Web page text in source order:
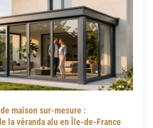
maison sur-mesure :
la véranda alu en Île-de-France